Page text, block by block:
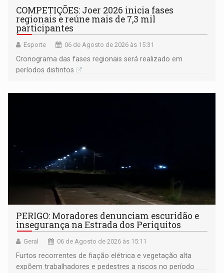
COMPETIÇÕES: Joer 2026 inicia fases
regionais e reúne mais de 7,3 mil
participantes
Esporte 06 de Agosto de 2026 às 15:31
Cronograma das fases regionais será realizado em
períodos distintos
PERIGO: Moradores denunciam escuridão e
insegurança na Estrada dos Periquitos
Geral 06 de Agosto de 2026 às 15:11
Furtos recorrentes de fiação elétrica e vegetação alta
expõem trabalhadores e pedestres a riscos no período